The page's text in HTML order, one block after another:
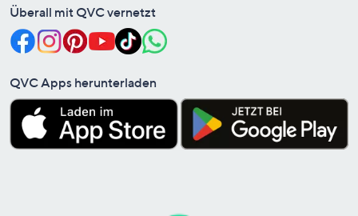
Überall mit QVC vernetzt
QVC Apps herunterladen